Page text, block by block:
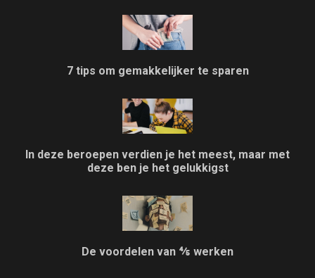
7 tips om gemakkelijker te sparen
In deze beroepen verdien je het meest, maar met
deze ben je het gelukkigst
De voordelen van ⅘ werken